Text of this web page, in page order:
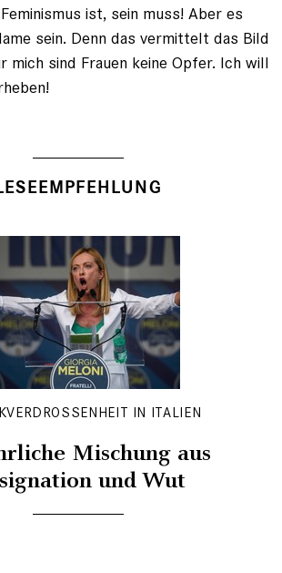
ist, sein muss! Aber es
sein. Denn das vermittelt das Bild
mich sind Frauen keine Opfer. Ich will
IN ITALIEN
Mischung aus
und Wut